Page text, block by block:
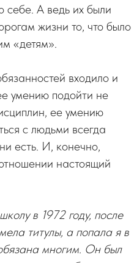
себе. А ведь их были
жизни то, что было
«детям».
входило и
умению подойти не
ее умению
с людьми всегда
есть. И, конечно,
настоящий
в 1972 году, после
титулы, а попала я в
многим. Он был